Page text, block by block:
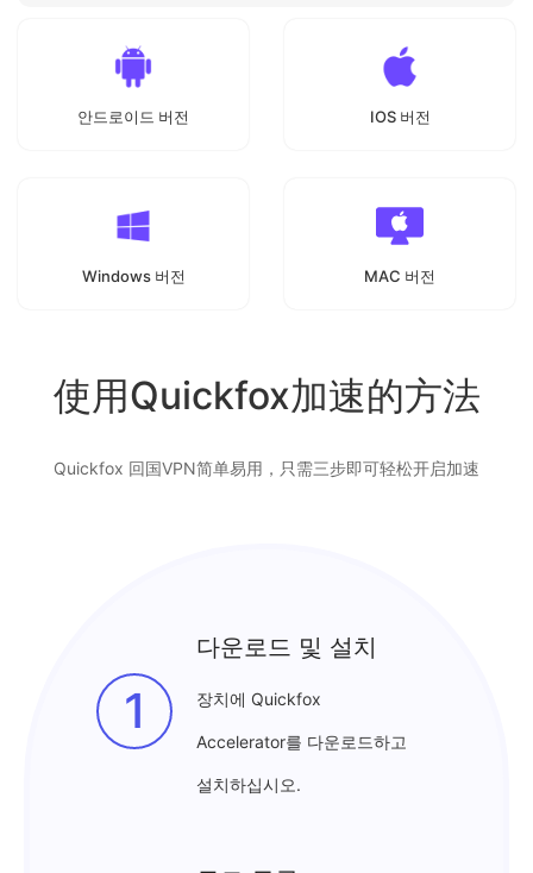
안드로이드 버전 IOS 버전
Windows 버전 MAC 버전
使用Quickfox加速的方法
Quickfox 回国VPN简单易用，只需三步即可轻松开启加速
1
다운로드 및 설치
장치에 Quickfox
Accelerator를 다운로드하고
설치하십시오.